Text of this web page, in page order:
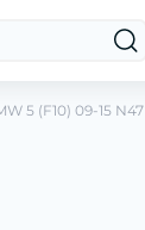
5 (F10) 09-15 N47